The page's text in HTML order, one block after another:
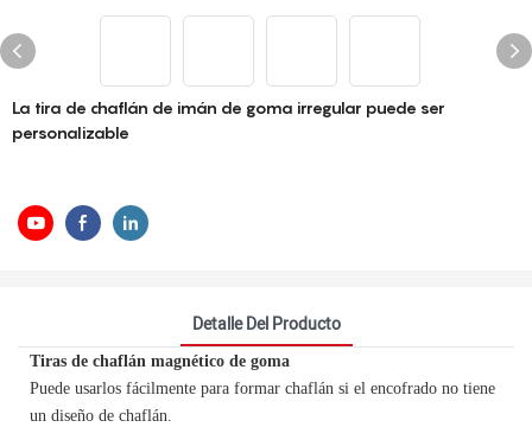
La tira de chaflán de imán de goma irregular puede ser
personalizable
Detalle Del Producto
Tiras de chaflán magnético de goma
Puede usarlos fácilmente para formar chaflán si el encofrado no tiene
un diseño de chaflán.